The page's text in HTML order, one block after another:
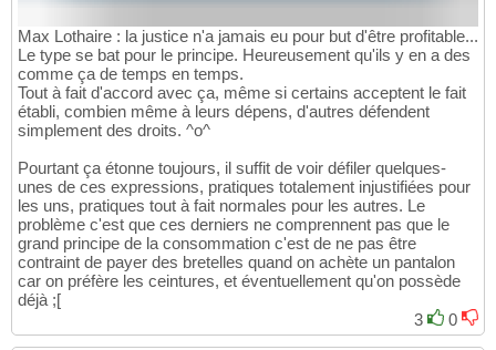
Max Lothaire : la justice n'a jamais eu pour but d'être profitable...
Le type se bat pour le principe. Heureusement qu'ils y en a des
comme ça de temps en temps.
Tout à fait d'accord avec ça, même si certains acceptent le fait
établi, combien même à leurs dépens, d'autres défendent
simplement des droits. ^o^
Pourtant ça étonne toujours, il suffit de voir défiler quelques-
unes de ces expressions, pratiques totalement injustifiées pour
les uns, pratiques tout à fait normales pour les autres. Le
problème c'est que ces derniers ne comprennent pas que le
grand principe de la consommation c'est de ne pas être
contraint de payer des bretelles quand on achète un pantalon
car on préfère les ceintures, et éventuellement qu'on possède
déjà ;[
3
0